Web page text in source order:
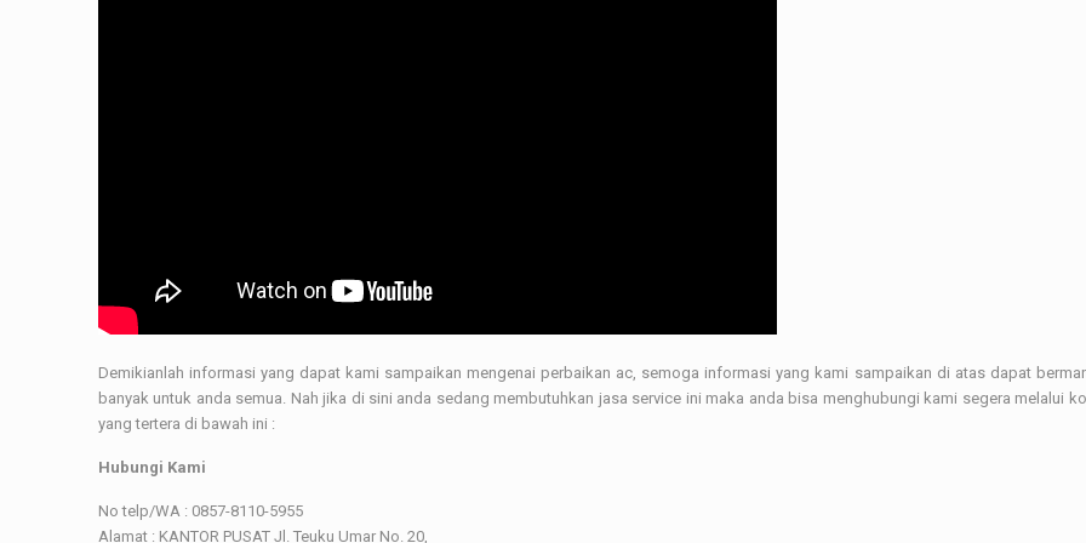
Demikianlah informasi yang dapat kami sampaikan mengenai perbaikan ac, semoga informasi yang kami sampaikan di atas dapat
banyak untuk anda semua. Nah jika di sini anda sedang membutuhkan jasa service ini maka anda bisa menghubungi kami segera melalui
yang tertera di bawah ini :
Hubungi Kami
No telp/WA : 0857-8110-5955
Alamat : KANTOR PUSAT Jl. Teuku Umar No. 20,